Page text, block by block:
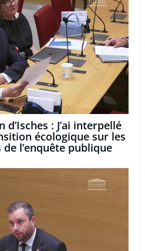
d’Isches : J’ai interpellé
écologique sur les
l’enquête publique